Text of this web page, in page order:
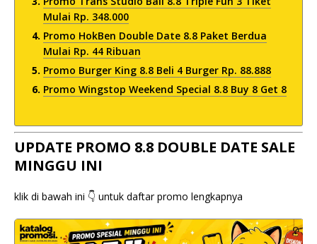
Mulai Rp. 348.000
Promo HokBen Double Date 8.8 Paket Berdua
Mulai Rp. 44 Ribuan
Promo Burger King 8.8 Beli 4 Burger Rp. 88.888
Promo Wingstop Weekend Special 8.8 Buy 8 Get 8
UPDATE PROMO 8.8 DOUBLE DATE SALE
MINGGU INI
klik di bawah ini 👇 untuk daftar promo lengkapnya